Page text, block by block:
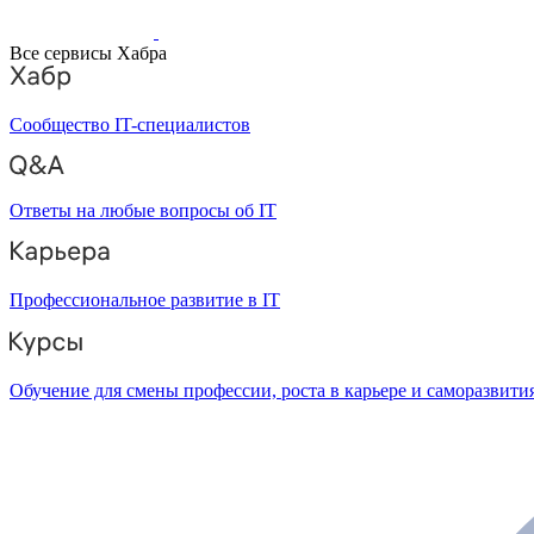
Все сервисы Хабра
Сообщество IT-специалистов
Ответы на любые вопросы об IT
Профессиональное развитие в IT
Обучение для смены профессии, роста в карьере и